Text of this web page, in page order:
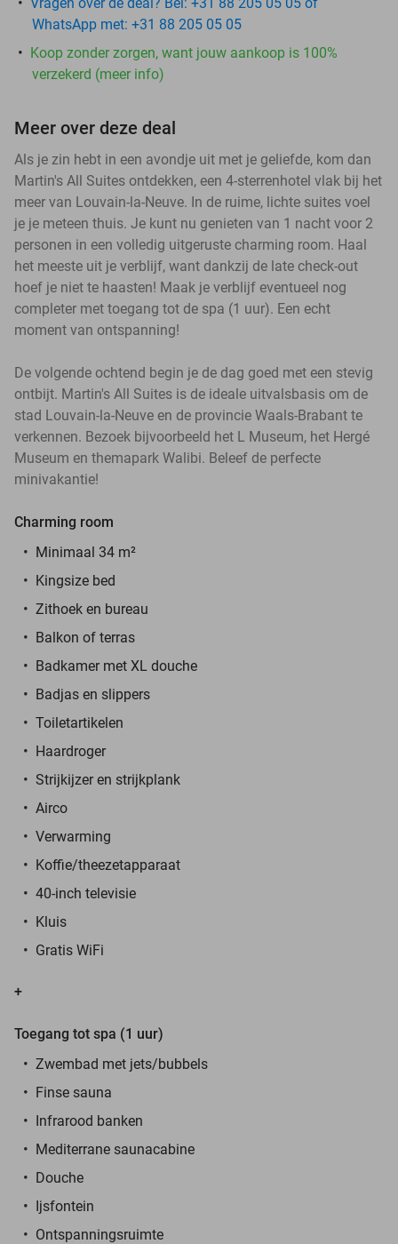
WhatsApp met: +31 88 205 05 05
Koop zonder zorgen, want jouw aankoop is 100%
verzekerd (meer info)
Meer over deze deal
Als je zin hebt in een avondje uit met je geliefde, kom dan
Martin's All Suites ontdekken, een 4-sterrenhotel vlak bij het
meer van Louvain-la-Neuve. In de ruime, lichte suites voel
je je meteen thuis. Je kunt nu genieten van 1 nacht voor 2
personen in een volledig uitgeruste charming room. Haal
het meeste uit je verblijf, want dankzij de late check-out
hoef je niet te haasten! Maak je verblijf eventueel nog
completer met toegang tot de spa (1 uur). Een echt
moment van ontspanning!
De volgende ochtend begin je de dag goed met een stevig
ontbijt. Martin's All Suites is de ideale uitvalsbasis om de
stad Louvain-la-Neuve en de provincie Waals-Brabant te
verkennen. Bezoek bijvoorbeeld het L Museum, het Hergé
Museum en themapark Walibi. Beleef de perfecte
minivakantie!
Charming room
Minimaal 34 m²
Kingsize bed
Zithoek en bureau
Balkon of terras
Badkamer met XL douche
Badjas en slippers
Toiletartikelen
Haardroger
Strijkijzer en strijkplank
Airco
Verwarming
Koffie/theezetapparaat
40-inch televisie
Kluis
Gratis WiFi
+
Toegang tot spa (1 uur)
Zwembad met jets/bubbels
Finse sauna
Infrarood banken
Mediterrane saunacabine
Douche
Ijsfontein
Ontspanningsruimte